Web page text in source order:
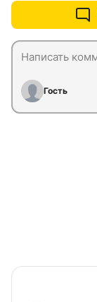
Гость